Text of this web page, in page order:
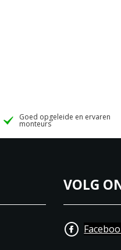
Goed opgeleide en ervaren
monteurs
VOLG